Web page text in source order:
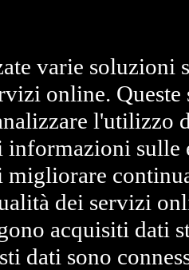
varie soluzioni
online.
l'utilizzo
sulle
migliorare
dei servizi
acquisiti dati
dati sono